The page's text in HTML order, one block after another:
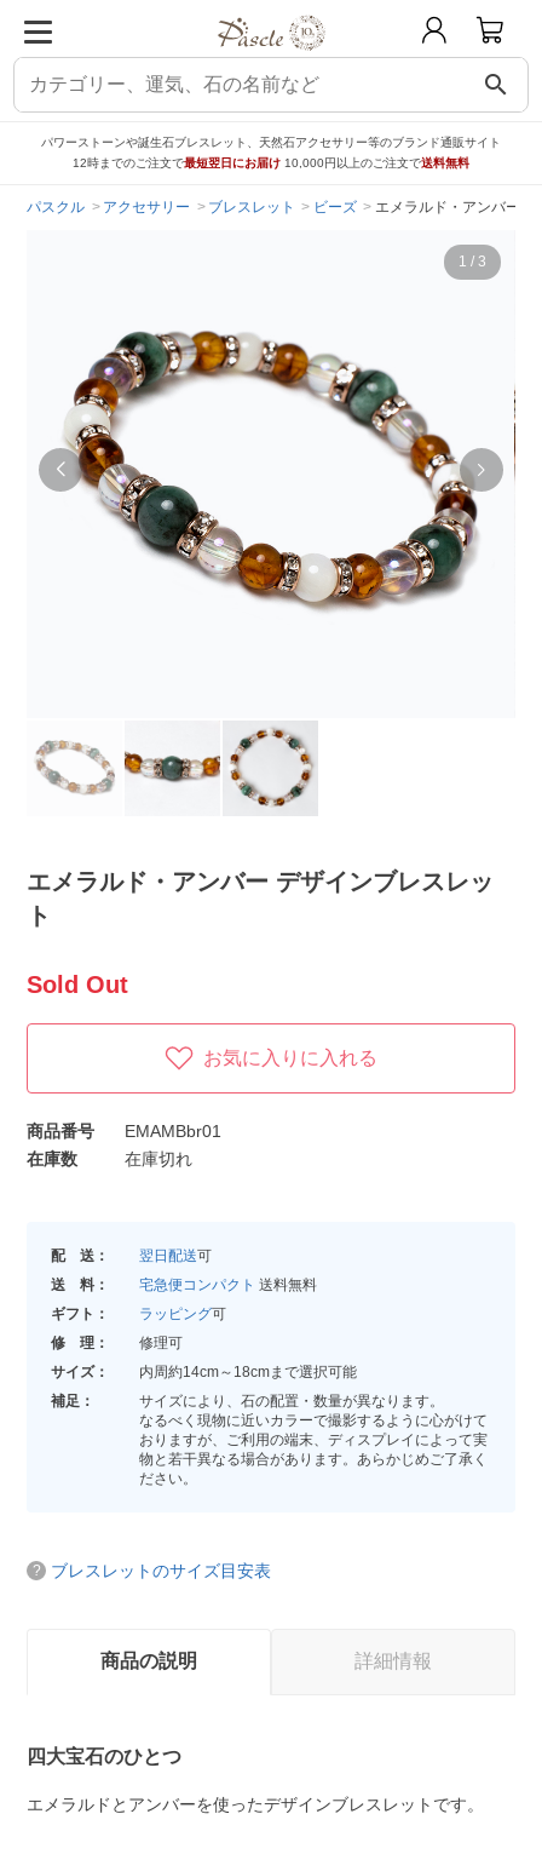
search
パワーストーンや誕生石ブレスレット、天然石アクセサリー等のブランド通販サイト
12時までのご注文で最短翌日にお届け 10,000円以上のご注文で送料無料
パスクル アクセサリー ブレスレット ビーズ エメラルド・アンバー
1 / 3
エメラルド・アンバー デザインブレスレッ
ト
Sold Out
お気に入りに入れる
商品番号
EMAMBbr01
在庫数
在庫切れ
配 送： 翌日配送可
送 料：
宅急便コンパクト 送料無料
ギフト：
ラッピング可
修 理：
修理可
サイズ：
内周約14cm～18cmまで選択可能
補足：
サイズにより、石の配置・数量が異なります。
なるべく現物に近いカラーで撮影するように心がけて
おりますが、ご利用の端末、ディスプレイによって実
物と若干異なる場合があります。あらかじめご了承く
ださい。
ブレスレットのサイズ目安表
商品の説明 詳細情報
四大宝石のひとつ
エメラルドとアンバーを使ったデザインブレスレットです。